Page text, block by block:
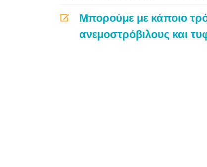
Μπορούμε με κάποιο
ανεμοστρόβιλους και